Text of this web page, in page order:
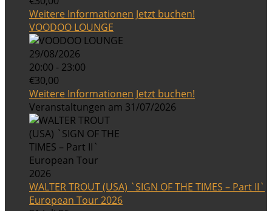
Weitere Informationen Jetzt buchen!
VOODOO LOUNGE
29/08/2026
20:00 - 23:00
€30,00
Weitere Informationen Jetzt buchen!
Veranstaltungen am 31/07/2026
WALTER TROUT (USA) `SIGN OF THE TIMES – Part II`
European Tour 2026